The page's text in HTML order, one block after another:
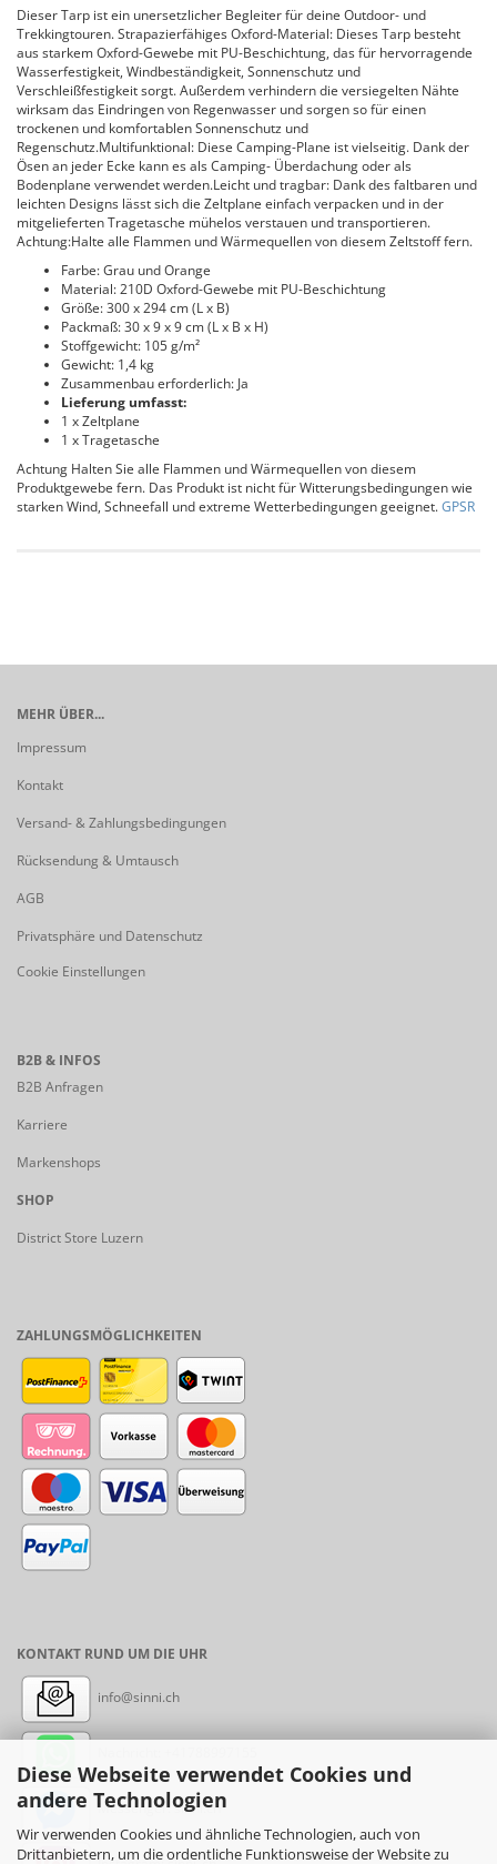
Diese Webseite verwendet Cookies und
andere Technologien
Wir verwenden Cookies und ähnliche Technologien, auch von
Drittanbietern, um die ordentliche Funktionsweise der Website zu
Dieser Tarp ist ein unersetzlicher Begleiter für deine Outdoor- und
Trekkingtouren. Strapazierfähiges Oxford-Material: Dieses Tarp besteht
aus starkem Oxford-Gewebe mit PU-Beschichtung, das für hervorragende
Wasserfestigkeit, Windbeständigkeit, Sonnenschutz und
Verschleißfestigkeit sorgt. Außerdem verhindern die versiegelten Nähte
wirksam das Eindringen von Regenwasser und sorgen so für einen
trockenen und komfortablen Sonnenschutz und
Regenschutz.Multifunktional: Diese Camping-Plane ist vielseitig. Dank der
Ösen an jeder Ecke kann es als Camping- Überdachung oder als
Bodenplane verwendet werden.Leicht und tragbar: Dank des faltbaren und
leichten Designs lässt sich die Zeltplane einfach verpacken und in der
mitgelieferten Tragetasche mühelos verstauen und transportieren.
Achtung:Halte alle Flammen und Wärmequellen von diesem Zeltstoff fern.
Farbe: Grau und Orange
Material: 210D Oxford-Gewebe mit PU-Beschichtung
Größe: 300 x 294 cm (L x B)
Packmaß: 30 x 9 x 9 cm (L x B x H)
Stoffgewicht: 105 g/m²
Gewicht: 1,4 kg
Zusammenbau erforderlich: Ja
Lieferung umfasst:
1 x Zeltplane
1 x Tragetasche
Achtung Halten Sie alle Flammen und Wärmequellen von diesem
Produktgewebe fern. Das Produkt ist nicht für Witterungsbedingungen wie
starken Wind, Schneefall und extreme Wetterbedingungen geeignet.GPSR
MEHR ÜBER...
Impressum
Kontakt
Versand- & Zahlungsbedingungen
Rücksendung & Umtausch
AGB
Privatsphäre und Datenschutz
Cookie Einstellungen
B2B & INFOS
B2B Anfragen
Karriere
Markenshops
SHOP
District Store Luzern
ZAHLUNGSMÖGLICHKEITEN
KONTAKT RUND UM DIE UHR
info@sinni.ch
Messenger: sinni.ch